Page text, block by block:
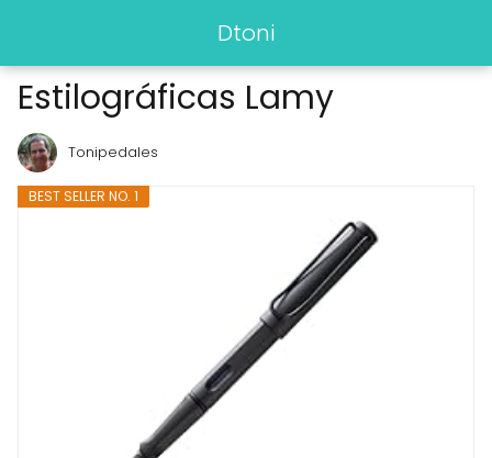
Dtoni
Estilográficas Lamy
Tonipedales
BEST SELLER NO. 1